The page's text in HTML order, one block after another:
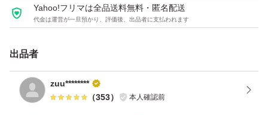
Yahoo!フリマは全品送料無料・匿名配送
代金は運営が一旦預かり、評価後、出品者に支払われます
出品者
zuu********
（353） 本人確認前